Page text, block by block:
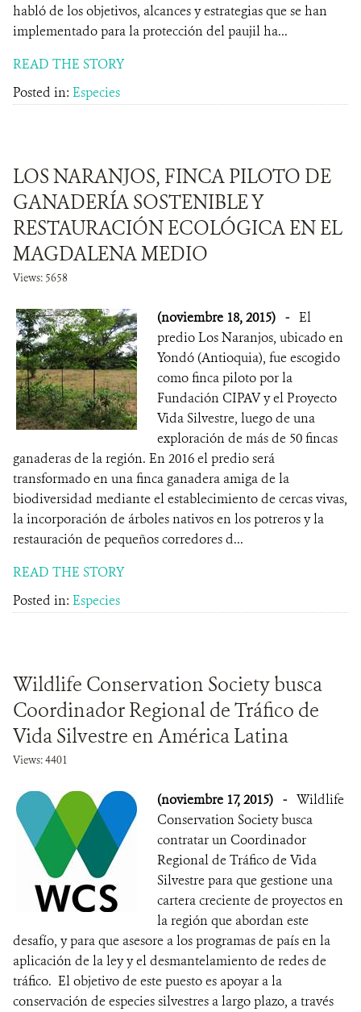
habló de los objetivos, alcances y estrategias que se han
implementado para la protección del paujil ha...
READ THE STORY
Posted in: Especies
LOS NARANJOS, FINCA PILOTO DE
GANADERÍA SOSTENIBLE Y
RESTAURACIÓN ECOLÓGICA EN EL
MAGDALENA MEDIO
Views: 5658
(noviembre 18, 2015) - El
predio Los Naranjos, ubicado en
Yondó (Antioquia), fue escogido
como finca piloto por la
Fundación CIPAV y el Proyecto
Vida Silvestre, luego de una
exploración de más de 50 fincas
ganaderas de la región. En 2016 el predio será
transformado en una finca ganadera amiga de la
biodiversidad mediante el establecimiento de cercas vivas,
la incorporación de árboles nativos en los potreros y la
restauración de pequeños corredores d...
READ THE STORY
Posted in: Especies
Wildlife Conservation Society busca
Coordinador Regional de Tráfico de
Vida Silvestre en América Latina
Views: 4401
(noviembre 17, 2015) - Wildlife
Conservation Society busca
contratar un Coordinador
Regional de Tráfico de Vida
Silvestre para que gestione una
cartera creciente de proyectos en
la región que abordan este
desafío, y para que asesore a los programas de país en la
aplicación de la ley y el desmantelamiento de redes de
tráfico. El objetivo de este puesto es apoyar a la
conservación de especies silvestres a largo plazo, a través